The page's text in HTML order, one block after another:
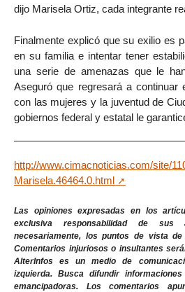
dijo Marisela Ortiz, cada integrante
Finalmente explicó que su exilio es
en su familia e intentar tener
una serie de amenazas que le
Aseguró que regresará a continuar
con las mujeres y la juventud de
gobiernos federal y estatal le
http://www.cimacnoticias.com/site/
Marisela.46464.0.html
Las opiniones expresadas en los
exclusiva responsabilidad de
necesariamente, los puntos de vista
Comentarios injuriosos o insultantes
AlterInfos es un medio de
izquierda. Busca difundir
emancipadoras. Los comentarios